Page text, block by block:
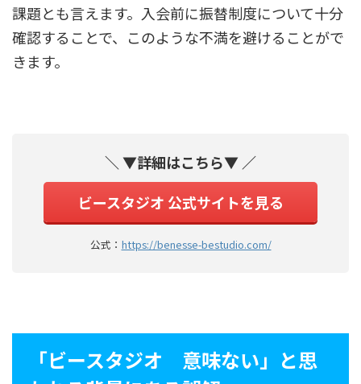
課題とも言えます。入会前に振替制度について十分
確認することで、このような不満を避けることがで
きます。
＼ ▼詳細はこちら▼ ／
ビースタジオ 公式サイトを見る
公式： https://benesse-bestudio.com/
「ビースタジオ 意味ない」と思